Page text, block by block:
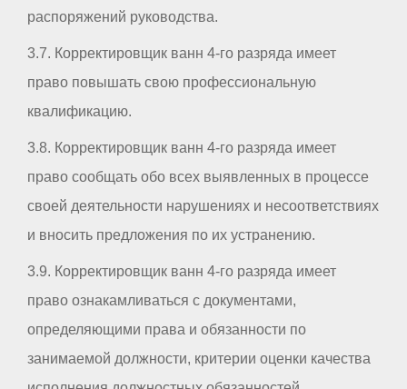
распоряжений руководства.
3.7. Корректировщик ванн 4-го разряда имеет
право повышать свою профессиональную
квалификацию.
3.8. Корректировщик ванн 4-го разряда имеет
право сообщать обо всех выявленных в процессе
своей деятельности нарушениях и несоответствиях
и вносить предложения по их устранению.
3.9. Корректировщик ванн 4-го разряда имеет
право ознакамливаться с документами,
определяющими права и обязанности по
занимаемой должности, критерии оценки качества